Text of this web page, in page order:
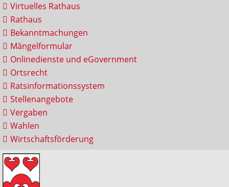
Virtuelles Rathaus
Rathaus
Bekanntmachungen
Mängelformular
Onlinedienste und eGovernment
Ortsrecht
Ratsinformationssystem
Stellenangebote
Vergaben
Wahlen
Wirtschaftsförderung